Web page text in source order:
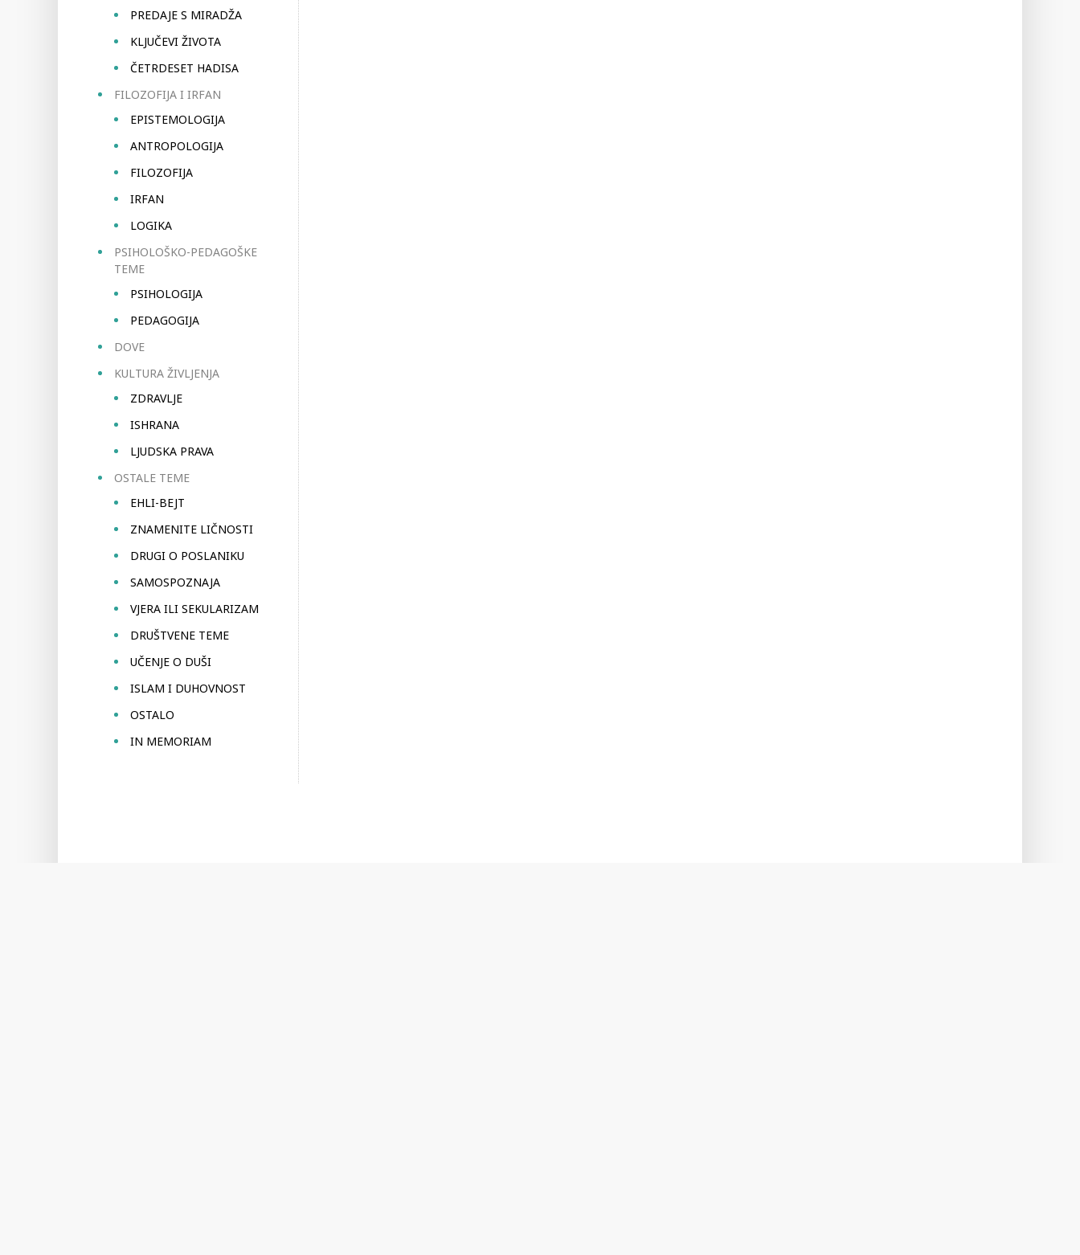
PREDAJE S MIRADŽA
KLJUČEVI ŽIVOTA
ČETRDESET HADISA
FILOZOFIJA I IRFAN
EPISTEMOLOGIJA
ANTROPOLOGIJA
FILOZOFIJA
IRFAN
LOGIKA
PSIHOLOŠKO-PEDAGOŠKE
TEME
PSIHOLOGIJA
PEDAGOGIJA
DOVE
KULTURA ŽIVLJENJA
ZDRAVLJE
ISHRANA
LJUDSKA PRAVA
OSTALE TEME
EHLI-BEJT
ZNAMENITE LIČNOSTI
DRUGI O POSLANIKU
SAMOSPOZNAJA
VJERA ILI SEKULARIZAM
DRUŠTVENE TEME
UČENJE O DUŠI
ISLAM I DUHOVNOST
OSTALO
IN MEMORIAM